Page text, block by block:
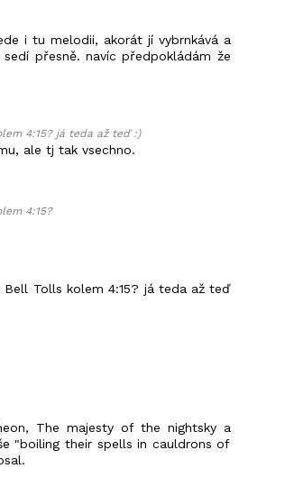
i tu melodii, akorát jí vybrnkává a
přesně. navíc předpokládám že
4:15? já teda až teď :)
ale tj tak vsechno.
4:15?
Tolls kolem 4:15? já teda až teď
The majesty of the nightsky a
"boiling their spells in cauldrons of